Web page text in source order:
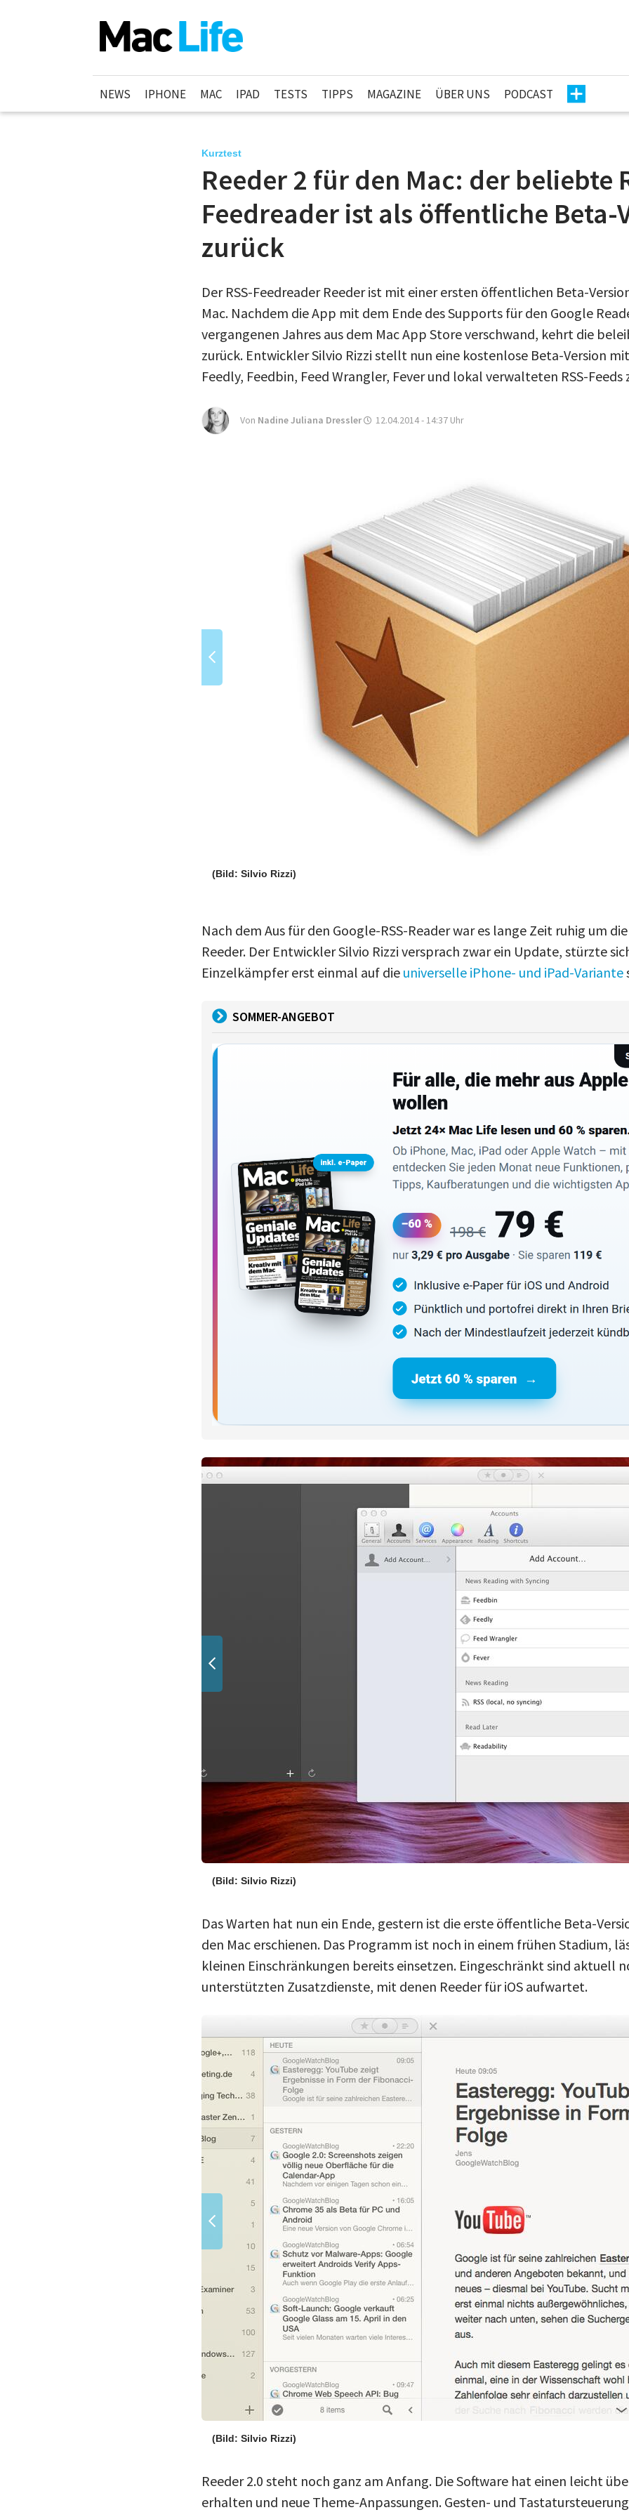
NEWS IPHONE MAC IPAD TESTS TIPPS MAGAZINE ÜBER UNS PODCAST
Kurztest
Reeder 2 für den Mac: der beliebte
Feedreader ist als öffentliche Beta-
zurück
Der RSS-Feedreader Reeder ist mit einer ersten öffentlichen Beta-
Mac. Nachdem die App mit dem Ende des Supports für den Google
vergangenen Jahres aus dem Mac App Store verschwand, kehrt die
zurück. Entwickler Silvio Rizzi stellt nun eine kostenlose Beta-Version
Feedly, Feedbin, Feed Wrangler, Fever und lokal verwalteten RSS-
Von Nadine Juliana Dressler 12.04.2014 - 14:37 Uhr
(Bild: Silvio Rizzi)
Nach dem Aus für den Google-RSS-Reader war es lange Zeit ruhig um
Reeder. Der Entwickler Silvio Rizzi versprach zwar ein Update, stürzte
Einzelkämpfer erst einmal auf die universelle iPhone- und iPad-Variante
SOMMER-ANGEBOT
(Bild: Silvio Rizzi)
Das Warten hat nun ein Ende, gestern ist die erste öffentliche Beta-
den Mac erschienen. Das Programm ist noch in einem frühen Stadium,
kleinen Einschränkungen bereits einsetzen. Eingeschränkt sind aktuell
unterstützten Zusatzdienste, mit denen Reeder für iOS aufwartet.
(Bild: Silvio Rizzi)
Reeder 2.0 steht noch ganz am Anfang. Die Software hat einen leicht
erhalten und neue Theme-Anpassungen. Gesten- und